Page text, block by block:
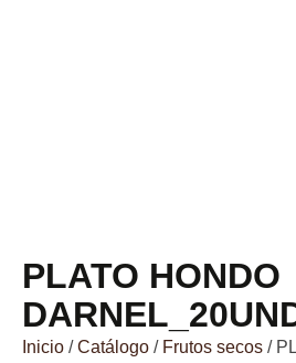
PLATO HONDO
Inicio /Catálogo / Frutos secos /